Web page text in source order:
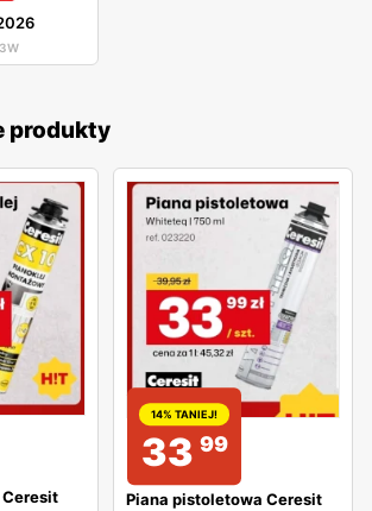
produkty
14% TANIEJ!
33 99
Piana pistoletowa Ceresit